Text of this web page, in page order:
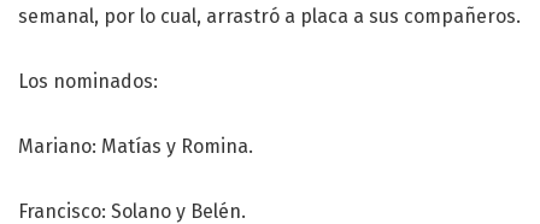
semanal, por lo cual, arrastró a placa a sus compañeros.
Los nominados:
Mariano: Matías y Romina.
Francisco: Solano y Belén.